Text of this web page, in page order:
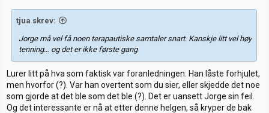
tjua skrev:
Jorge må vel få noen terapautiske samtaler snart. Kanskje litt vel høy
tenning… og det er ikke første gang
Lurer litt på hva som faktisk var foranledningen. Han låste forhjulet,
men hvorfor (?). Var han overtent som du sier, eller skjedde det noe
som gjorde at det ble som det ble (?). Det er uansett Jorge sin feil.
Og det interessante er nå at etter denne helgen, så kryper de bak